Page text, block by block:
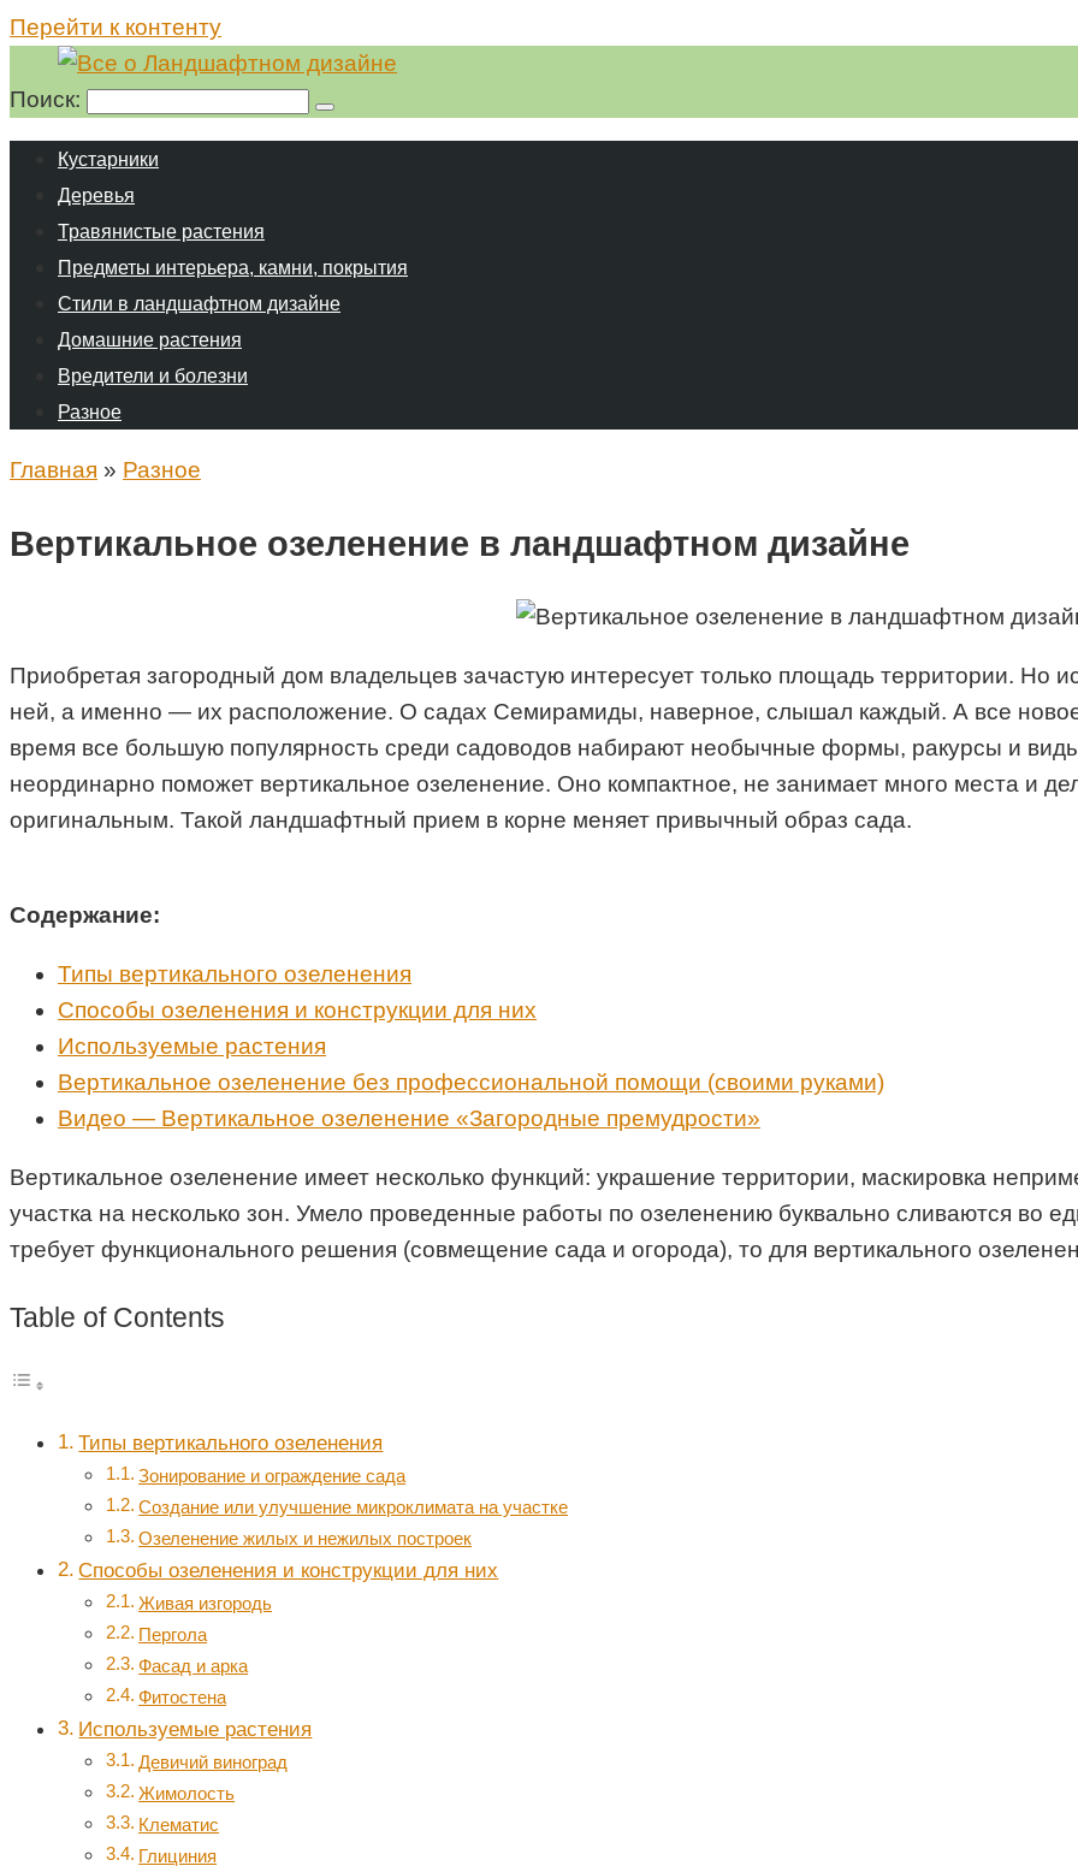
Перейти к контенту
Поиск:
Кустарники
Деревья
Травянистые растения
Предметы интерьера, камни, покрытия
Стили в ландшафтном дизайне
Домашние растения
Вредители и болезни
Разное
Главная » Разное
Вертикальное озеленение в ландшафтном дизайне
Приобретая загородный дом владельцев зачастую интересует только площадь территории. Но
ней, а именно — их расположение. О садах Семирамиды, наверное, слышал каждый. А все
время все большую популярность среди садоводов набирают необычные формы, ракурсы и
неординарно поможет вертикальное озеленение. Оно компактное, не занимает много места и
оригинальным. Такой ландшафтный прием в корне меняет привычный образ сада.
Содержание:
Типы вертикального озеленения
Способы озеленения и конструкции для них
Используемые растения
Вертикальное озеленение без профессиональной помощи (своими руками)
Видео — Вертикальное озеленение «Загородные премудрости»
Вертикальное озеленение имеет несколько функций: украшение территории, маскировка
участка на несколько зон. Умело проведенные работы по озеленению буквально сливаются во
требует функционального решения (совмещение сада и огорода), то для вертикального
Table of Contents
Типы вертикального озеленения
Зонирование и ограждение сада
Создание или улучшение микроклимата на участке
Озеленение жилых и нежилых построек
Способы озеленения и конструкции для них
Живая изгородь
Пергола
Фасад и арка
Фитостена
Используемые растения
Девичий виноград
Жимолость
Клематис
Глициния